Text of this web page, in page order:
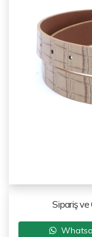
Sipariş ve